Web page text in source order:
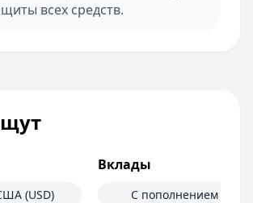
всех средств.
(USD)
Вклады
С пополнением